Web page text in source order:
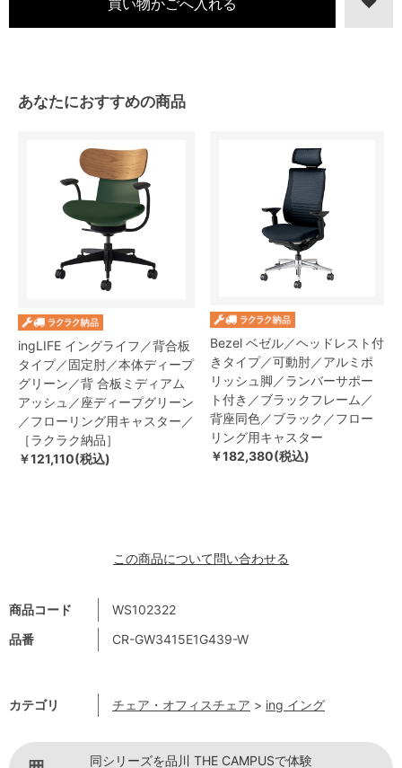
商品コード
WS102322
品番
CR-GW3415E1G439-W
カテゴリ チェア・オフィスチェア > ing イング
あなたにおすすめの商品
ingLIFE イングライフ／背合板
タイプ／固定肘／本体ディープ
グリーン／背 合板ミディアム
アッシュ／座ディープグリーン
／フローリング用キャスター／
［ラクラク納品］
￥121,110(税込)
Bezel ベゼル／ヘッドレスト付
きタイプ／可動肘／アルミポ
リッシュ脚／ランバーサポー
ト付き／ブラックフレーム／
背座同色／ブラック／フロー
リング用キャスター
￥182,380(税込)
この商品について問い合わせる
同シリーズを品川 THE CAMPUSで体験